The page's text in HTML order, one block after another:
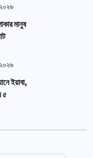
মানুষ
ইয়াবা,
৫